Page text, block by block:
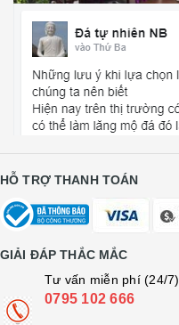
HỖ TRỢ THANH TOÁN
GIẢI ĐÁP THẮC MẮC
Tư vấn miễn phí (24/7)
0795 102 666